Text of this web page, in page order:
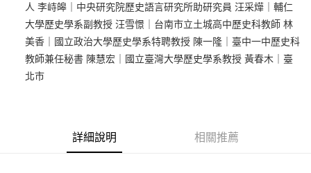
每筆NT$60，滿NT$499(含以上)免運費
付款後7-11取貨
每筆NT$60，滿NT$499(含以上)免運費
宅配
人 李峙皞｜中央研究院歷史語言研究所助研究員 汪采燁｜輔仁
大學歷史學系副教授 汪雪憬｜台南市立土城高中歷史科教師 林
美香｜國立政治大學歷史學系特聘教授 陳一隆｜臺中一中歷史科
教師兼任秘書 陳慧宏｜國立臺灣大學歷史學系教授 黃春木｜臺
北市
詳細說明 相關推薦